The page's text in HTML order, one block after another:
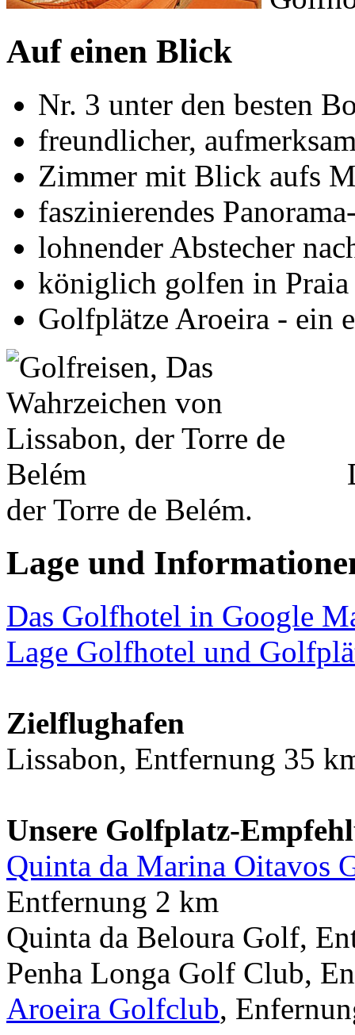
Auf einen Blick
Nr. 3 unter den besten
freundlicher,
Zimmer mit Blick aufs
faszinierendes
lohnender Abstecher
königlich golfen in
Golfplätze Aroeira - ein
der Torre de Belém.
Lage und
Das Golfhotel in Google
Lage Golfhotel und
Zielflughafen
Lissabon, Entfernung 35
Unsere Golfplatz-
Quinta da Marina Oitavos
Entfernung 2 km
Quinta da Beloura Golf,
Penha Longa Golf Club,
Aroeira Golfclub,